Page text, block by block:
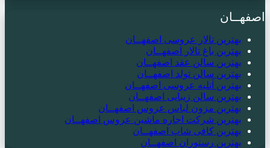
اصفهــان
بهترین تالار عروسی اصفهــان
بهترین باغ تالار اصفهــان
بهترین سالن عقد اصفهــان
بهترین سالن تولد اصفهــان
بهترین آتلیه عروسی اصفهــان
بهترین سالن زیبایی اصفهــان
بهترین مزون لباس عروس اصفهــان
بهترین شرکت اجاره ماشین عروس اصفهــان
بهترین کافی شاپ اصفهــان
بهترین رستوران اصفهــان